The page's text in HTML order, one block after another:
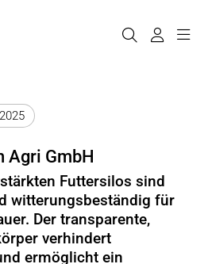
Agri GmbH
Futtersilos sind
witterungsbeständig für
Der transparente,
verhindert
ermöglicht ein